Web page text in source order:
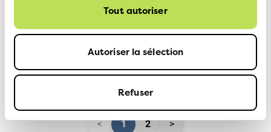
Tout autoriser
Autoriser la sélection
Refuser
général·e à l'ATE Vaud
< 1 2 >